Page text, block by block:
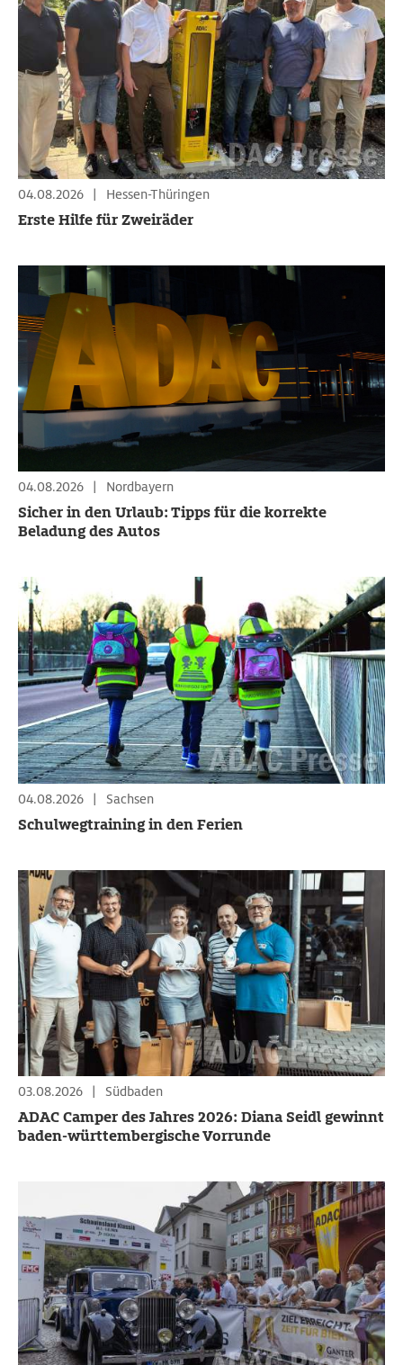
04.08.2026 | Hessen-Thüringen
Erste Hilfe für Zweiräder
04.08.2026 | Nordbayern
Sicher in den Urlaub: Tipps für die korrekte
Beladung des Autos
04.08.2026 | Sachsen
Schulwegtraining in den Ferien
03.08.2026 | Südbaden
ADAC Camper des Jahres 2026: Diana Seidl gewinnt
baden-württembergische Vorrunde